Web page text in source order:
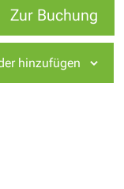
Zur Buchung
hinzufügen